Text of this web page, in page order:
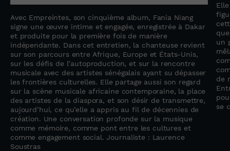
Avec Empreintes, son cinquième album, Fania Niang
signe une œuvre intime et engagée, enregistrée à Dakar
et produite pour la première fois de manière
indépendante. Dans cet entretien, la chanteuse revient
sur son parcours entre Afrique, Europe et États-Unis,
sur les défis de l’autoproduction, et sur la rencontre
musicale avec des artistes sénégalais ayant su dépasser
les frontières culturelles. Elle partage aussi son regard
sur la scène musicale africaine contemporaine, la place
des artistes de la diaspora, et son désir de transmettre,
aujourd’hui, ce qu’elle a appris au fil de décennies de
création. Une conversation profonde sur la musique
comme mémoire, comme pont entre les cultures et
comme engagement social. Journaliste : Laurence
Soustras
un
de
se